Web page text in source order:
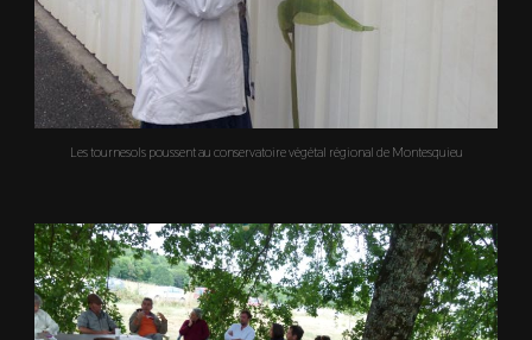
Les tournesols poussent au conservatoire végétal régional de Montesquieu